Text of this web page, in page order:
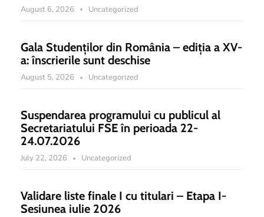
August 6, 2026 Uncategorized
Gala Studenților din România – ediția a XV-
a: înscrierile sunt deschise
August 5, 2026 Uncategorized
Suspendarea programului cu publicul al
Secretariatului FSE în perioada 22-
24.07.2026
July 22, 2026 Uncategorized
Validare liste finale I cu titulari – Etapa I-
Sesiunea iulie 2026